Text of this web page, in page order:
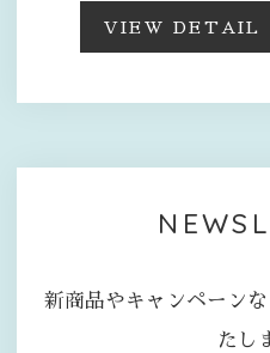
VIEW DETAIL
新商品やキャンペーン
たし